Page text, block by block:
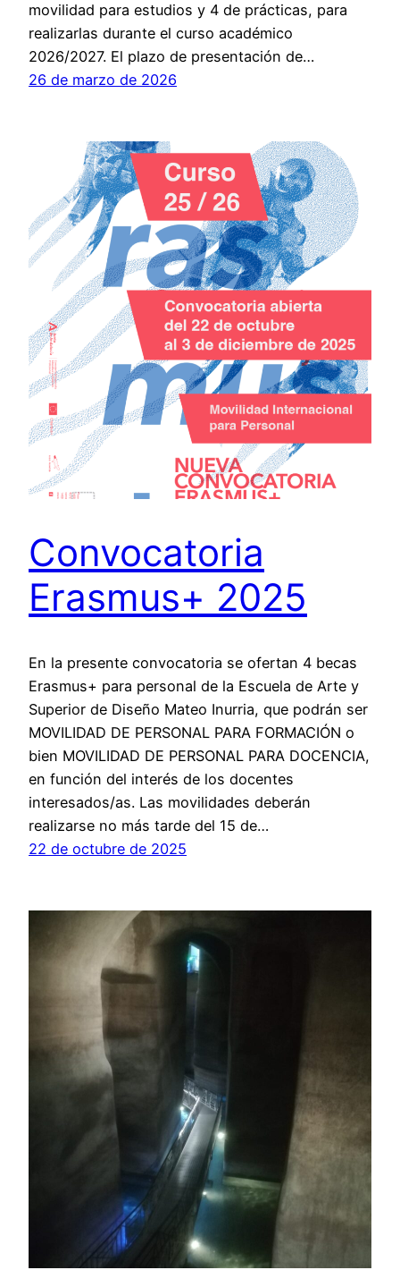
movilidad para estudios y 4 de prácticas, para
realizarlas durante el curso académico
2026/2027. El plazo de presentación de…
26 de marzo de 2026
Convocatoria
Erasmus+ 2025
En la presente convocatoria se ofertan 4 becas
Erasmus+ para personal de la Escuela de Arte y
Superior de Diseño Mateo Inurria, que podrán ser
MOVILIDAD DE PERSONAL PARA FORMACIÓN o
bien MOVILIDAD DE PERSONAL PARA DOCENCIA,
en función del interés de los docentes
interesados/as. Las movilidades deberán
realizarse no más tarde del 15 de…
22 de octubre de 2025